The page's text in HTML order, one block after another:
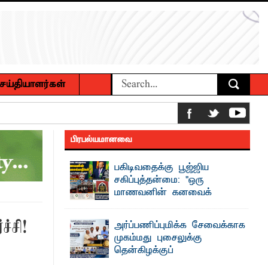
உணவுகள் கைப்பற்றப்பட்டுக் அழிப்பு
நீண்டகால தேவைக்கு தீர்வு காண
உபவேந்தர் வலியுறுத்தல்
அருட்பணி லூக்ஜோன்
பிரபல்யமானவை
பகிடிவதைக்கு பூஜ்ஜிய
சகிப்புத்தன்மை: "ஒரு
மாணவனின் கனவைக்
கலைக்காதீர்கள்" –
தென்கிழக்குப் பல்கலைக்கழக உபவேந்தர்
வலியுறுத்தல்
"ஒ ரு மாணவனின் அல்லது மாணவியின்
கனவு என்னால் கலைக்கப்படாது" என்ற
அர்ப்பணிப்புமிக்க சேவைக்காக
முகம்மது புசைலுக்கு
தென்கிழக்குப்